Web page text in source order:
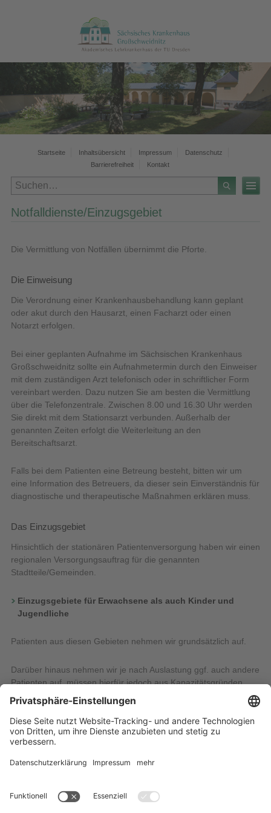
Startseite Inhaltsübersicht Impressum
Datenschutz
Barrierefreiheit
Kontakt
Notfalldienste/Einzugsgebiet
Die Vermittlung von Notfällen übernimmt die Pforte.
Die Einweisung
Die Verordnung einer Krankenhausbehandlung kann geplant
oder akut durch den Hausarzt, einen Facharzt oder einen
Notarzt erfolgen.
Bei einer geplanten Aufnahme im Sächsischen Krankenhaus
Großschweidnitz sollte ein Aufnahmetermin durch den Einweiser
mit dem zuständigen Arzt telefonisch oder in schriftlicher Form
vereinbart werden. Dazu nutzen Sie am besten die Vermittlung
über die Telefonzentrale. Zwischen 8.00 und 16.30 Uhr werden
Sie direkt mit dem Stationsarzt verbunden. Außerhalb der
genannten Zeiten erfolgt die Weiterleitung an den
Bereitschaftsarzt.
Falls bei dem Patienten eine Betreung besteht, bitten wir um
eine Information des Betreuers, da dieser sein Einverständnis für
diagnostische und therapeutische Maßnahmen erklären muss.
Das Einzugsgebiet
Hinsichtlich der stationären Patientenversorgung haben wir einen
regionalen Versorgungsauftrag für die genannten
Stadtteile/Gemeinden.
Einzugsgebiete für Erwachsene als auch Kinder und
Jugendliche
Patienten aus diesen Gebieten nehmen wir grundsätzlich auf.
Darüber hinaus nehmen wir je nach Auslastung ggf. auch andere
Patienten auf, müssen hierfür jedoch aus Kapazitätsgründen
eine separate Warteliste führen, wofür wir um Verständnis bitten.
Pforte